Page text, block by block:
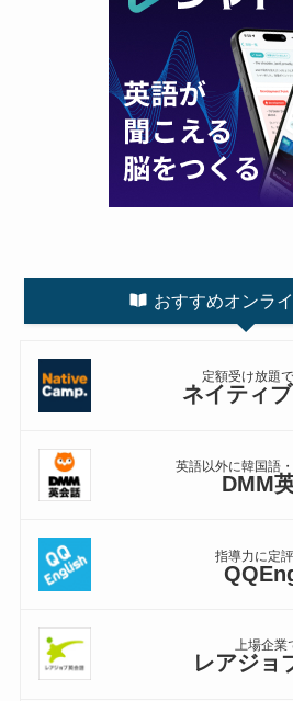
おすすめオンラ
定額受け放題
ネイティ
英語以外に韓国語
DMM
指導力に定
上場企業
レアジョ